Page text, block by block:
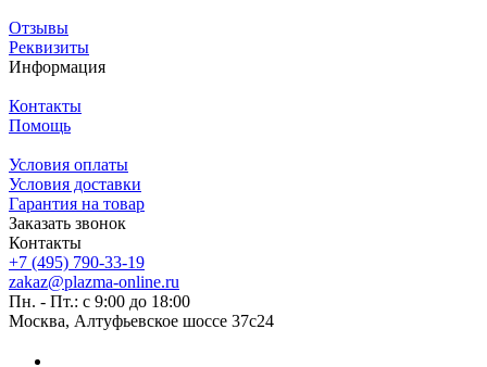
Отзывы
Реквизиты
Информация
Контакты
Помощь
Условия оплаты
Условия доставки
Гарантия на товар
Заказать звонок
Контакты
+7 (495) 790-33-19
zakaz@plazma-online.ru
Пн. - Пт.: с 9:00 до 18:00
Москва, Алтуфьевское шоссе 37с24